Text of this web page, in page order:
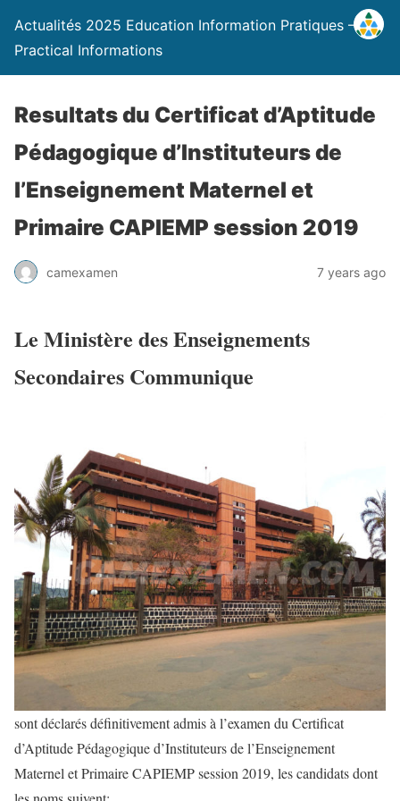
Actualités 2025 Education Information Pratiques –
Practical Informations
Resultats du Certificat d’Aptitude
Pédagogique d’Instituteurs de
l’Enseignement Maternel et
Primaire CAPIEMP session 2019
camexamen 7 years ago
Le Ministère des Enseignements
Secondaires Communique
sont déclarés définitivement admis à l’examen du Certificat
d’Aptitude Pédagogique d’Instituteurs de l’Enseignement
Maternel et Primaire CAPIEMP session 2019, les candidats dont